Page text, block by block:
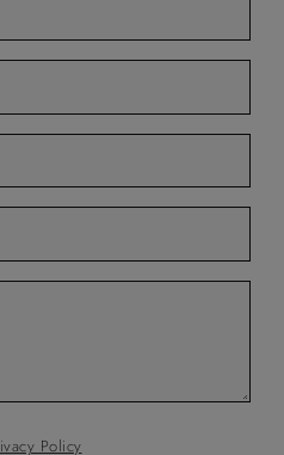
Policy